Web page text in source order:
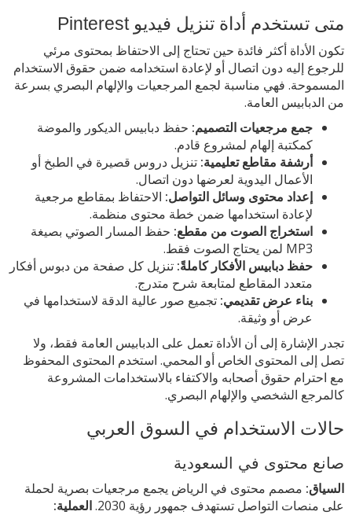
متى تستخدم أداة تنزيل فيديو Pinterest
تكون الأداة أكثر فائدة حين تحتاج إلى الاحتفاظ بمحتوى مرئي
للرجوع إليه دون اتصال أو لإعادة استخدامه ضمن حقوق الاستخدام
المسموحة. فهي مناسبة لجمع المرجعيات والإلهام البصري بسرعة
من الدبابيس العامة.
جمع مرجعيات التصميم: حفظ دبابيس الديكور والموضة
كمكتبة إلهام لمشروع قادم.
أرشفة مقاطع تعليمية: تنزيل دروس قصيرة في الطبخ أو
الأعمال اليدوية لعرضها دون اتصال.
إعداد محتوى وسائل التواصل: الاحتفاظ بمقاطع مرجعية
لإعادة استخدامها ضمن خطة محتوى منظمة.
استخراج الصوت من مقطع: حفظ المسار الصوتي بصيغة
MP3 لمن يحتاج الصوت فقط.
حفظ دبابيس الأفكار كاملةً: تنزيل كل صفحة من دبوس أفكار
متعدد المقاطع لمتابعة شرح متدرج.
بناء عرض تقديمي: تجميع صور عالية الدقة لاستخدامها في
عرض أو وثيقة.
تجدر الإشارة إلى أن الأداة تعمل على الدبابيس العامة فقط، ولا
تصل إلى المحتوى الخاص أو المحمي. استخدم المحتوى المحفوظ
مع احترام حقوق أصحابه والاكتفاء بالاستخدامات المشروعة
كالمرجع الشخصي والإلهام البصري.
حالات الاستخدام في السوق العربي
صانع محتوى في السعودية
السياق: مصمم محتوى في الرياض يجمع مرجعيات بصرية لحملة
على منصات التواصل تستهدف جمهور رؤية 2030.
العملية: